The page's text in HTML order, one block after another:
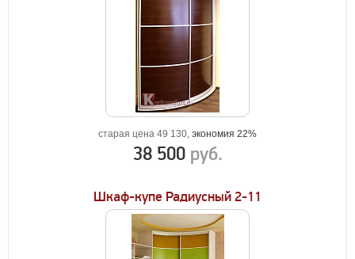
старая цена 49 130, экономия 22%
38 500 руб.
Шкаф-купе Радиусный 2-11